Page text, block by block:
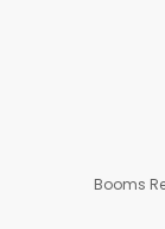
Booms